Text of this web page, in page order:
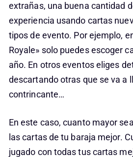
extrañas, una buena cantidad
experiencia usando cartas
tipos de evento. Por ejemplo,
Royale» solo puedes escoger
año. En otros eventos eliges
descartando otras que se va a
contrincante…
En este caso, cuanto mayor
las cartas de tu baraja mejor.
jugado con todas tus cartas